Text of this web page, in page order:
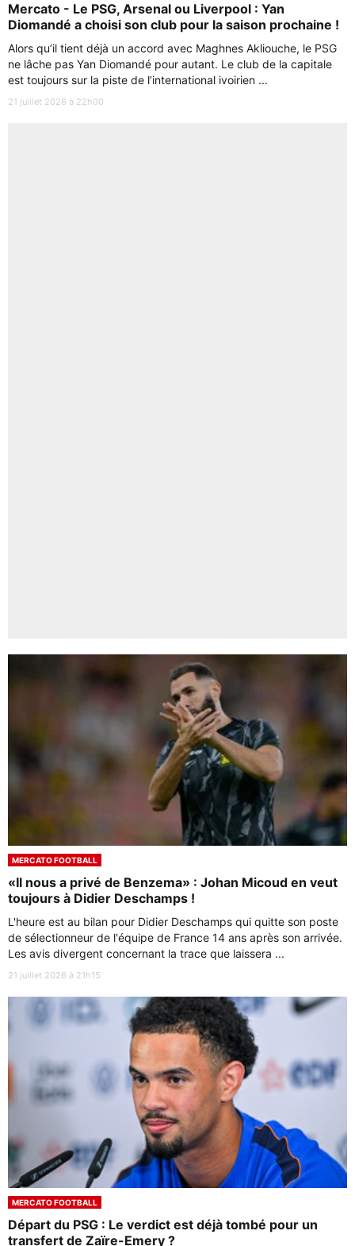
Mercato - Le PSG, Arsenal ou Liverpool : Yan
Diomandé a choisi son club pour la saison prochaine !
Alors qu’il tient déjà un accord avec Maghnes Akliouche, le PSG
ne lâche pas Yan Diomandé pour autant. Le club de la capitale
est toujours sur la piste de l’international ivoirien ...
21 juillet 2026 à 22h00
MERCATO FOOTBALL
«Il nous a privé de Benzema» : Johan Micoud en veut
toujours à Didier Deschamps !
L'heure est au bilan pour Didier Deschamps qui quitte son poste
de sélectionneur de l'équipe de France 14 ans après son arrivée.
Les avis divergent concernant la trace que laissera ...
21 juillet 2026 à 21h15
MERCATO FOOTBALL
Départ du PSG : Le verdict est déjà tombé pour un
transfert de Zaïre-Emery ?